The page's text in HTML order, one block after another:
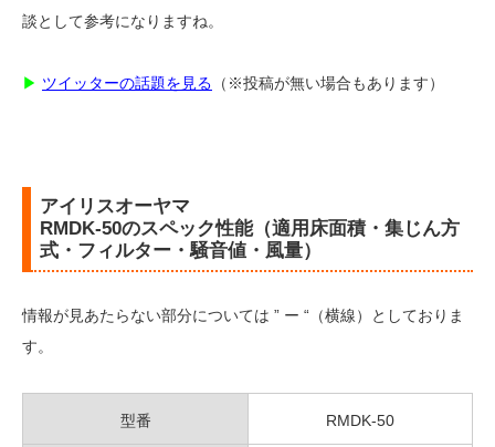
談として参考になりますね。
▶︎ ツイッターの話題を見る （※投稿が無い場合もあります）
アイリスオーヤマ
RMDK-50のスペック性能（適用床面積・集じん方
式・フィルター・騒音値・風量）
情報が見あたらない部分については ” ー “（横線）としておりま
す。
型番 RMDK-50